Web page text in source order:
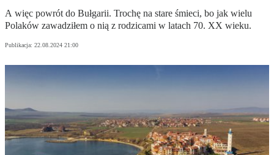
A więc powrót do Bułgarii. Trochę na stare śmieci, bo jak wielu
Polaków zawadziłem o nią z rodzicami w latach 70. XX wieku.
Publikacja: 22.08.2024 21:00